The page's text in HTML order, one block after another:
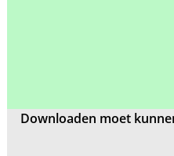
Downloaden moet